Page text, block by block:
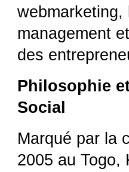
webmarketing,
management
des
Philosophie
Social
Marqué par la
2005 au Togo,